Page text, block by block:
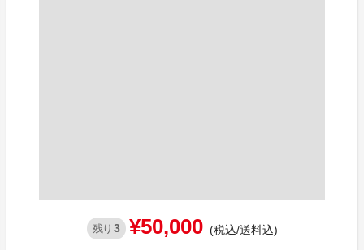
残り 3 ¥50,000 (税込/送料込)